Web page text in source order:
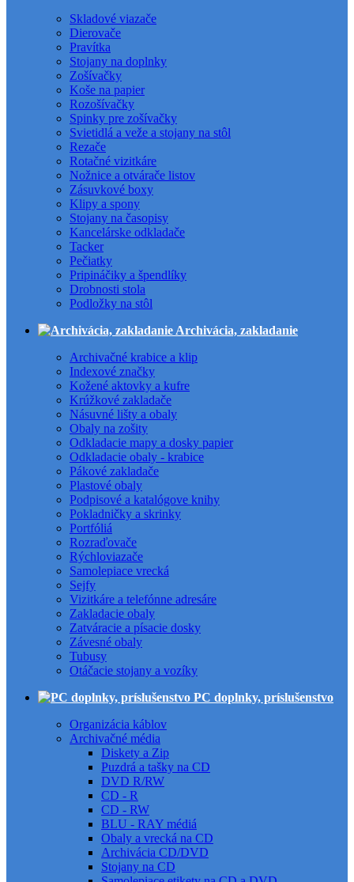
Skladové viazače
Dierovače
Pravítka
Stojany na doplnky
Zošívačky
Koše na papier
Rozošívačky
Spinky pre zošívačky
Svietidlá a veže a stojany na stôl
Rezače
Rotačné vizitkáre
Nožnice a otvárače listov
Zásuvkové boxy
Klipy a spony
Stojany na časopisy
Kancelárske odkladače
Tacker
Pečiatky
Pripináčiky a špendlíky
Drobnosti stola
Podložky na stôl
Archivácia, zakladanie
Archivačné krabice a klip
Indexové značky
Kožené aktovky a kufre
Krúžkové zakladače
Násuvné lišty a obaly
Obaly na zošity
Odkladacie mapy a dosky papier
Odkladacie obaly - krabice
Pákové zakladače
Plastové obaly
Podpisové a katalógove knihy
Pokladničky a skrinky
Portfóliá
Rozraďovače
Rýchloviazače
Samolepiace vrecká
Sejfy
Vizitkáre a telefónne adresáre
Zakladacie obaly
Zatváracie a písacie dosky
Závesné obaly
Tubusy
Otáčacie stojany a vozíky
PC doplnky, príslušenstvo
Organizácia káblov
Archivačné média
Diskety a Zip
Puzdrá a tašky na CD
DVD R/RW
CD - R
CD - RW
BLU - RAY médiá
Obaly a vrecká na CD
Archivácia CD/DVD
Stojany na CD